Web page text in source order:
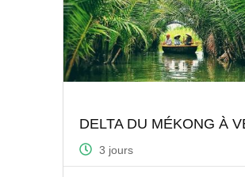
DELTA DU MÉKONG À
3 jours